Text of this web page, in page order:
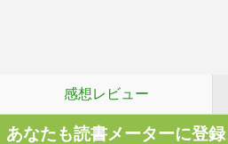
感想レビュー
あなたも読書メーターに登